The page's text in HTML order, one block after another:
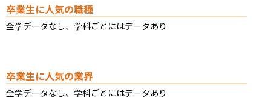
卒業生に人気の職種
全学データなし、学科ごとにはデータあり
卒業生に人気の業界
全学データなし、学科ごとにはデータあり